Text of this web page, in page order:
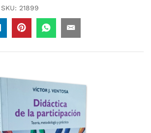
SKU: 21899